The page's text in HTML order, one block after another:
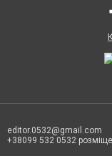
editor.0532@gmail.com
+38099 532 0532